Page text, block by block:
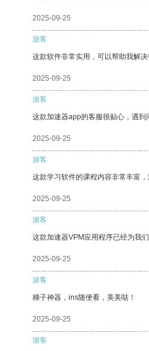
2025-09-25
游客
这款软件非常实用，可以帮助我解决
2025-09-25
游客
这款加速器app的客服很贴心，遇到
2025-09-25
游客
这款学习软件的课程内容非常丰富
2025-09-25
游客
这款加速器VPM应用程序已经为我
2025-09-25
游客
梯子神器，ins随便看，美美哒！
2025-09-25
游客